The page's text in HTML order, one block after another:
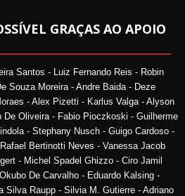
GRAÇAS AO APOIO
Santos - Luiz Fernando Reis - Robin
Souza Moreira - Andre Baida - Deze
- Alex Pizetti - Karlus Valga - Alyson
Oliveira - Fabio Pioczkoski - Guilherme
- Stephany Nusch - Guigo Cardoso -
Bertinotti Neves - Vanessa Jacob
- Michel Spadel Ghizzo - Ciro Jamil
De Carvalho - Eduardo Kalsing -
Silva Raupp - Silvia M. Gutierre - Adriano